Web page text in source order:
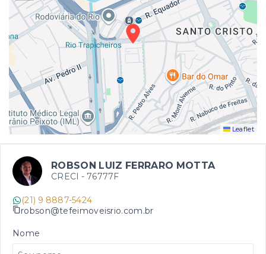
Leaflet
ROBSON LUIZ FERRARO MOTTA
CRECI - 76777F
(21) 9 8887-5424
robson@tefeimoveisrio.com.br
Nome